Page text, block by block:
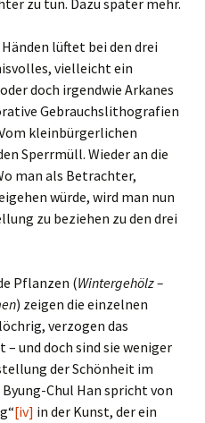
zu tun. Dazu später mehr.
lüftet bei den drei
vielleicht ein
doch irgendwie Arkanes
Gebrauchslithografien
kleinbürgerlichen
Sperrmüll. Wieder an die
man als Betrachter,
würde, wird man nun
zu beziehen zu den drei
Pflanzen (Wintergehölz –
) zeigen die einzelnen
verzogen das
und doch sind sie weniger
der Schönheit im
Chul Han spricht von
[iv] in der Kunst, der ein